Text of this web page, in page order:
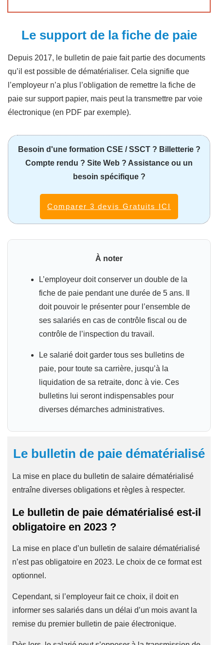
Le support de la fiche de paie
Depuis 2017, le bulletin de paie fait partie des documents
qu’il est possible de dématérialiser. Cela signifie que
l’employeur n’a plus l’obligation de remettre la fiche de
paie sur support papier, mais peut la transmettre par voie
électronique (en PDF par exemple).
Besoin d'une formation CSE / SSCT ? Billetterie ?
Compte rendu ? Site Web ? Assistance ou un
besoin spécifique ?
Comparer 3 devis Gratuits ICI
À noter
L’employeur doit conserver un double de la
fiche de paie pendant une durée de 5 ans. Il
doit pouvoir le présenter pour l’ensemble de
ses salariés en cas de contrôle fiscal ou de
contrôle de l’inspection du travail.
Le salarié doit garder tous ses bulletins de
paie, pour toute sa carrière, jusqu’à la
liquidation de sa retraite, donc à vie. Ces
bulletins lui seront indispensables pour
diverses démarches administratives.
Le bulletin de paie dématérialisé
La mise en place du bulletin de salaire dématérialisé
entraîne diverses obligations et règles à respecter.
Le bulletin de paie dématérialisé est-il
obligatoire en 2023 ?
La mise en place d’un bulletin de salaire dématérialisé
n’est pas obligatoire en 2023. Le choix de ce format est
optionnel.
Cependant, si l’employeur fait ce choix, il doit en
informer ses salariés dans un délai d’un mois avant la
remise du premier bulletin de paie électronique.